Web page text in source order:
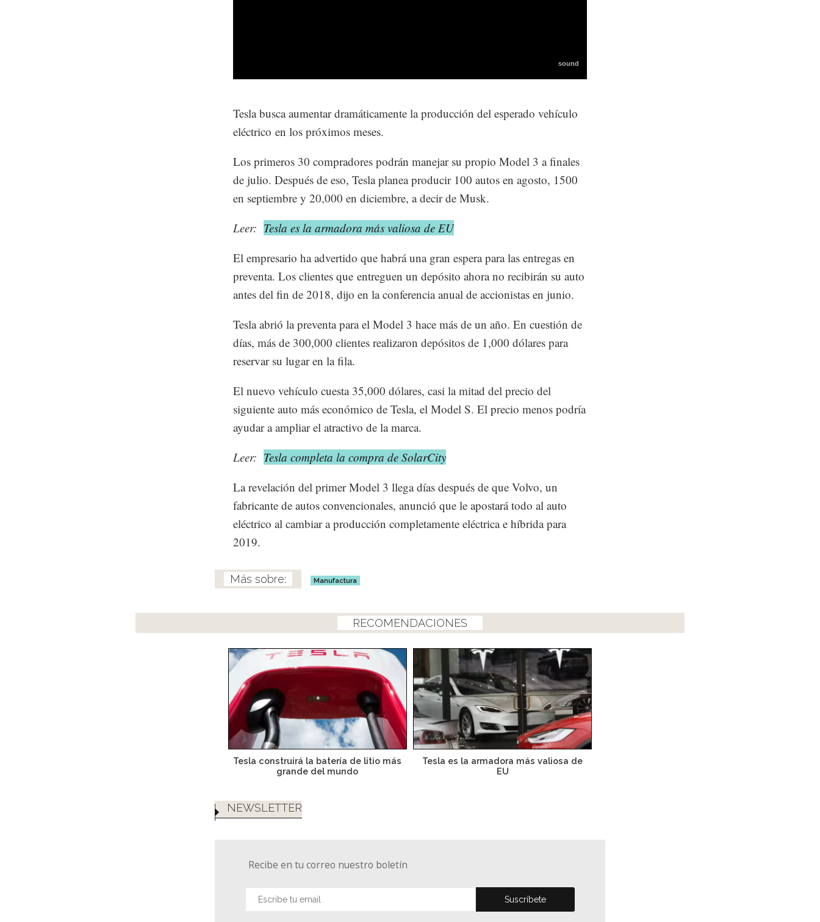
Tesla busca aumentar dramáticamente la producción del esperado vehículo
eléctrico en los próximos meses.
Los primeros 30 compradores podrán manejar su propio Model 3 a finales
de julio. Después de eso, Tesla planea producir 100 autos en agosto, 1500
en septiembre y 20,000 en diciembre, a decir de Musk.
Leer: Tesla es la armadora más valiosa de EU
El empresario ha advertido que habrá una gran espera para las entregas en
preventa. Los clientes que entreguen un depósito ahora no recibirán su auto
antes del fin de 2018, dijo en la conferencia anual de accionistas en junio.
Tesla abrió la preventa para el Model 3 hace más de un año. En cuestión de
días, más de 300,000 clientes realizaron depósitos de 1,000 dólares para
reservar su lugar en la fila.
El nuevo vehículo cuesta 35,000 dólares, casi la mitad del precio del
siguiente auto más económico de Tesla, el Model S. El precio menos podría
ayudar a ampliar el atractivo de la marca.
Leer: Tesla completa la compra de SolarCity
La revelación del primer Model 3 llega días después de que Volvo, un
fabricante de autos convencionales, anunció que le apostará todo al auto
eléctrico al cambiar a producción completamente eléctrica e híbrida para
2019.
Manufactura
RECOMENDACIONES
Tesla construirá la batería de litio más
grande del mundo
Tesla es la armadora más valiosa de
EU
NEWSLETTER
Recibe en tu correo nuestro boletín